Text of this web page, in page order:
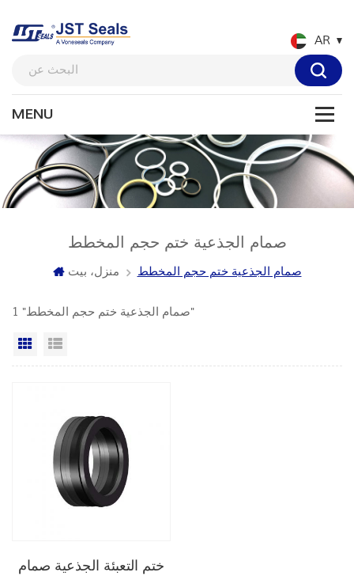
AR
صمام الجذعية ختم حجم المخطط
منزل، بيت صمام الجذعية ختم حجم المخطط
1 "صمام الجذعية ختم حجم المخطط"
عرض شبكي
ختم التعبئة الجذعية صمام